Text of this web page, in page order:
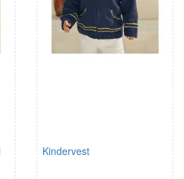
Kindervest